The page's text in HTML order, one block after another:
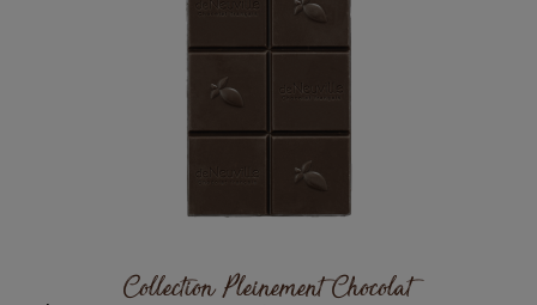
Collection Pleinement Chocolat